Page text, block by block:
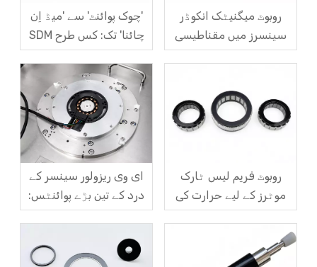
روبوٹ میگنیٹک انکوڈر
سینسرز میں مقناطیسی
کوڈ ڈسک کے زاویہ بہاؤ کو
'چوک پوائنٹ' سے 'میڈ اِن
چائنا' تک: کس طرح SDM
مقناطیسی لیویٹیشن موٹر
روٹرز میں گھریلو طاقت
بناتا ہے
روبوٹ فریم لیس ٹارک
موٹرز کے لیے حرارت کی
کھپت، انضمام، اور لاگت
ای وی ریزولور سینسر کے
درد کے تین بڑے پوائنٹس:
درستگی، انشانکن اور لاگت